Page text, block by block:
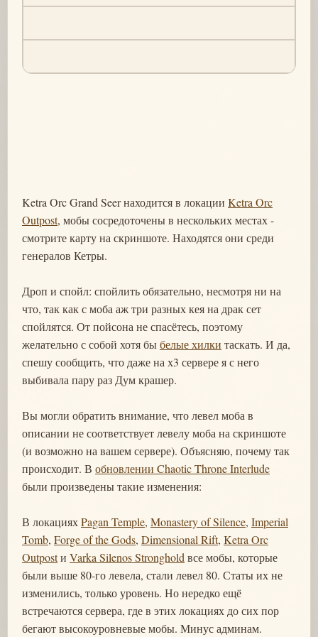
Ketra Orc Grand Seer находится в локации Ketra Orc
Outpost, мобы сосредоточены в нескольких местах -
смотрите карту на скриншоте. Находятся они среди
генералов Кетры.
Дроп и спойл: спойлить обязательно, несмотря ни на
что, так как с моба аж три разных кея на драк сет
спойлятся. От пойсона не спасётесь, поэтому
желательно с собой хотя быбелые хилки таскать. И да,
спешу сообщить, что даже на х3 сервере я с него
выбивала пару раз Дум крашер.
Вы могли обратить внимание, что левел моба в
описании не соответствует левелу моба на скриншоте
(и возможно на вашем сервере). Объясняю, почему так
происходит. В обновлении Chaotic Throne Interlude
были произведены такие изменения:
В локацияхPagan Temple, Monastery of Silence, Imperial
Tomb, Forge of the Gods, Dimensional Rift, Ketra Orc
Outpostи Varka Silenos Stronghold все мобы, которые
были выше 80-го левела, стали левел 80. Статы их не
изменились, только уровень. Но нередко ещё
встречаются сервера, где в этих локациях до сих пор
бегают высокоуровневые мобы. Минус админам.